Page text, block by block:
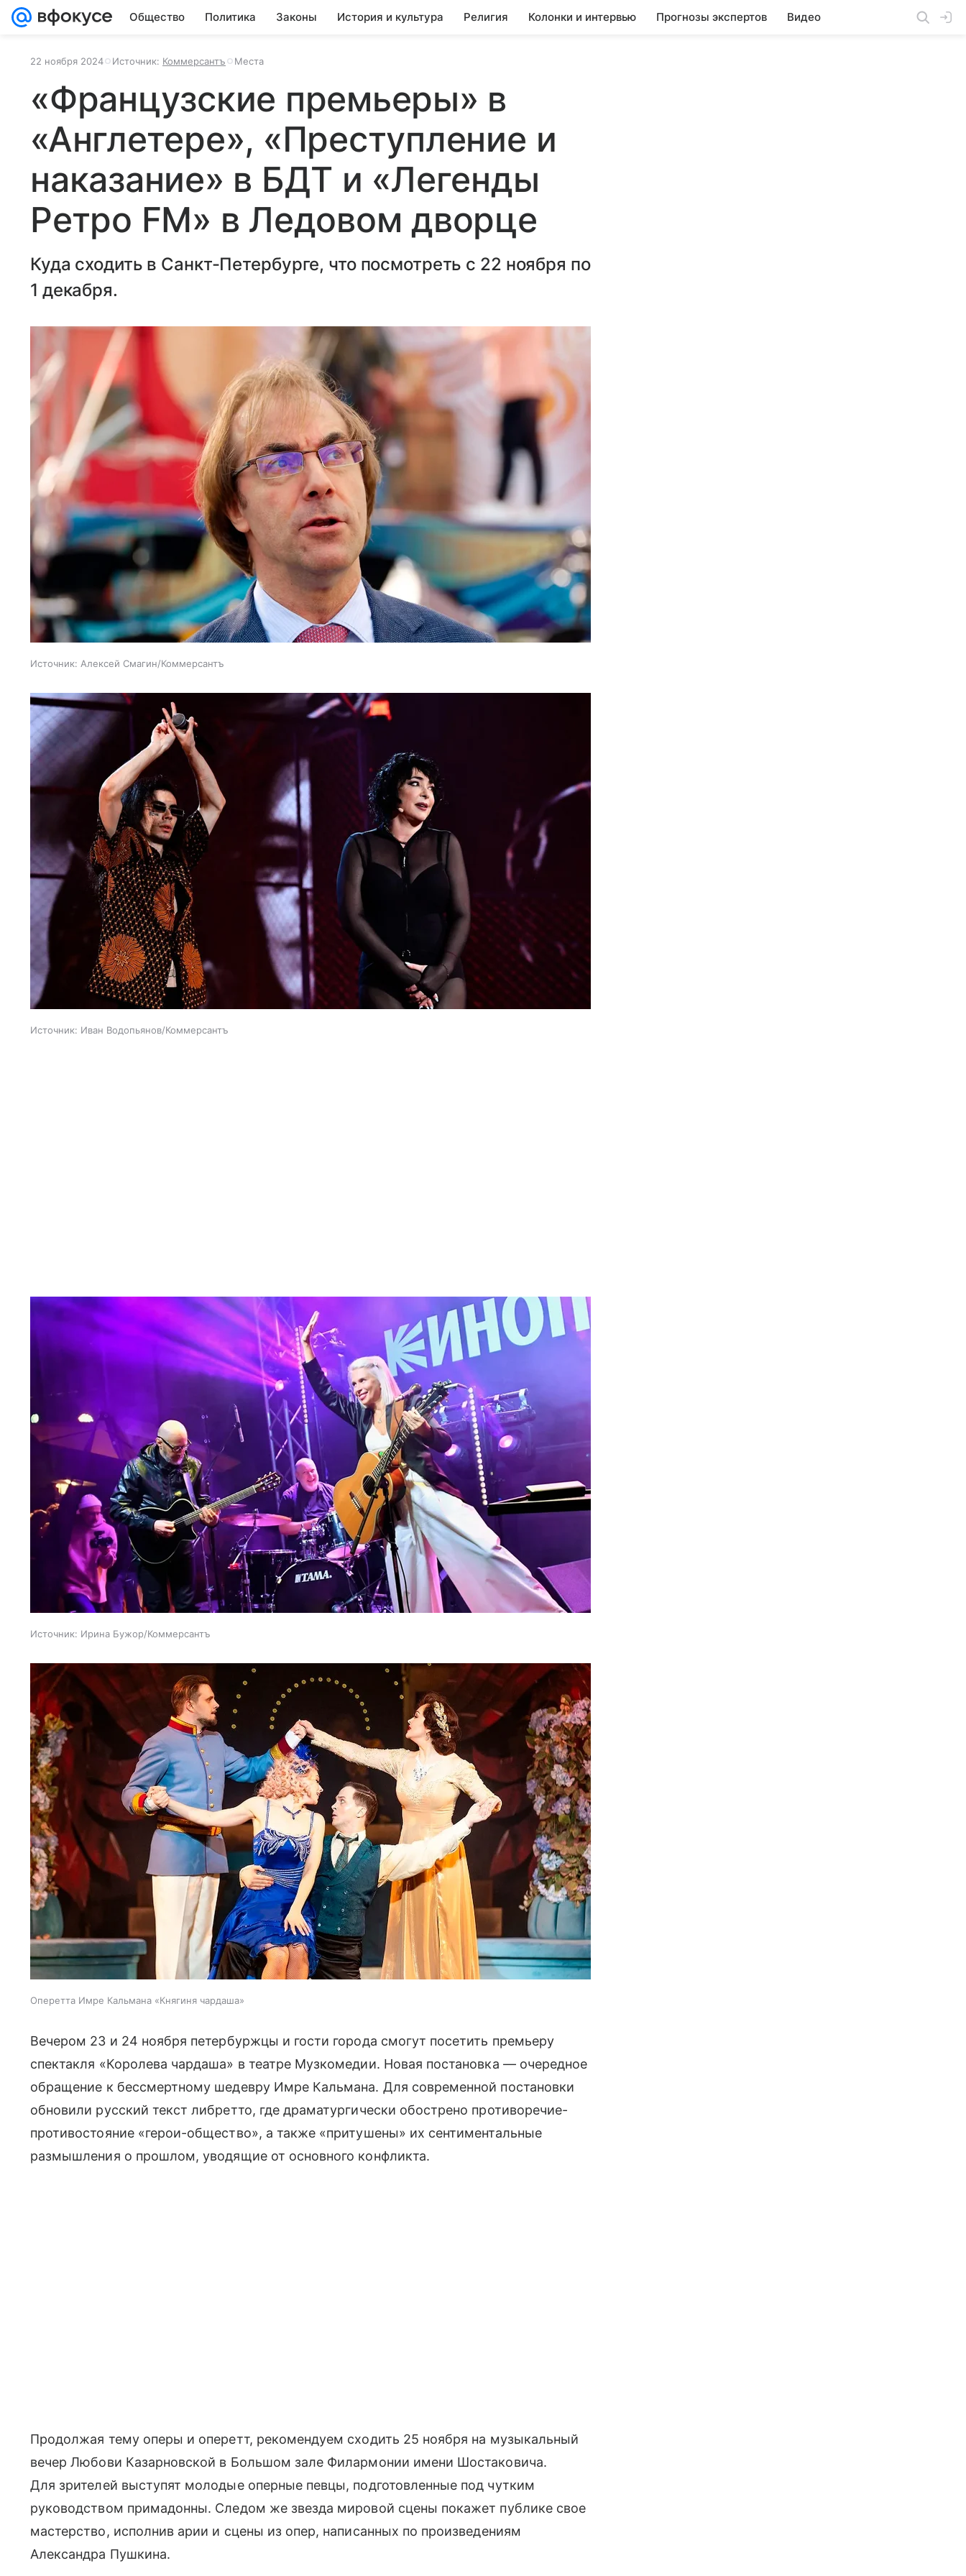
Общество Политика Законы История и культура Религия Колонки и интервью Прогнозы экспертов Видео
22 ноября 2024 Источник: Коммерсантъ Места
«Французские премьеры» в
«Англетере», «Преступление и
наказание» в БДТ и «Легенды
Ретро FM» в Ледовом дворце
Куда сходить в Санкт-Петербурге, что посмотреть с 22 ноября по
1 декабря.
Источник: Алексей Смагин/Коммерсантъ
Источник: Иван Водопьянов/Коммерсантъ
Источник: Ирина Бужор/Коммерсантъ
Оперетта Имре Кальмана «Княгиня чардаша»
Вечером 23 и 24 ноября петербуржцы и гости города смогут посетить премьеру
спектакля «Королева чардаша» в театре Музкомедии. Новая постановка — очередное
обращение к бессмертному шедевру Имре Кальмана. Для современной постановки
обновили русский текст либретто, где драматургически обострено противоречие-
противостояние «герои-общество», а также «притушены» их сентиментальные
размышления о прошлом, уводящие от основного конфликта.
Продолжая тему оперы и оперетт, рекомендуем сходить 25 ноября на музыкальный
вечер Любови Казарновской в Большом зале Филармонии имени Шостаковича.
Для зрителей выступят молодые оперные певцы, подготовленные под чутким
руководством примадонны. Следом же звезда мировой сцены покажет публике свое
мастерство, исполнив арии и сцены из опер, написанных по произведениям
Александра Пушкина.